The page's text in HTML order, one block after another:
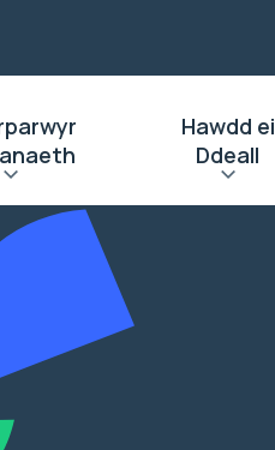
Hawdd ei
Ddeall